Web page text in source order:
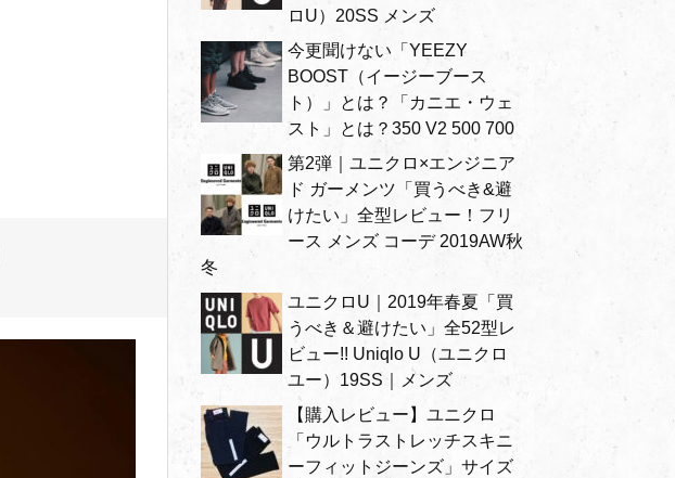
ロU）20SS メンズ
今更聞けない「YEEZY
BOOST（イージーブース
ト）」とは？「カニエ・ウェ
スト」とは？350 V2 500 700
第2弾｜ユニクロ×エンジニア
ド ガーメンツ「買うべき&避
けたい」全型レビュー！フリ
ース メンズ コーデ 2019AW秋
冬
ユニクロU｜2019年春夏「買
うべき＆避けたい」全52型レ
ビュー!! Uniqlo U（ユニクロ
ユー）19SS｜メンズ
【購入レビュー】ユニクロ
「ウルトラストレッチスキニ
ーフィットジーンズ」サイズ